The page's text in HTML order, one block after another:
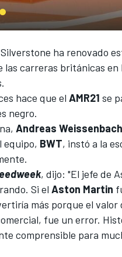
ha renovado
las carreras británicas
hace que el AMR21 se
negro.
Andreas
equipo, BWT, instó a la
, dijo: "El jefe de
Si el Aston Martin
más porque el valor
fue un error.
comprensible para